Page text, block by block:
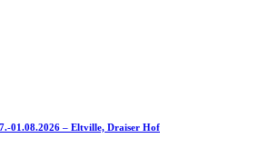
01.08.2026 – Eltville, Draiser Hof